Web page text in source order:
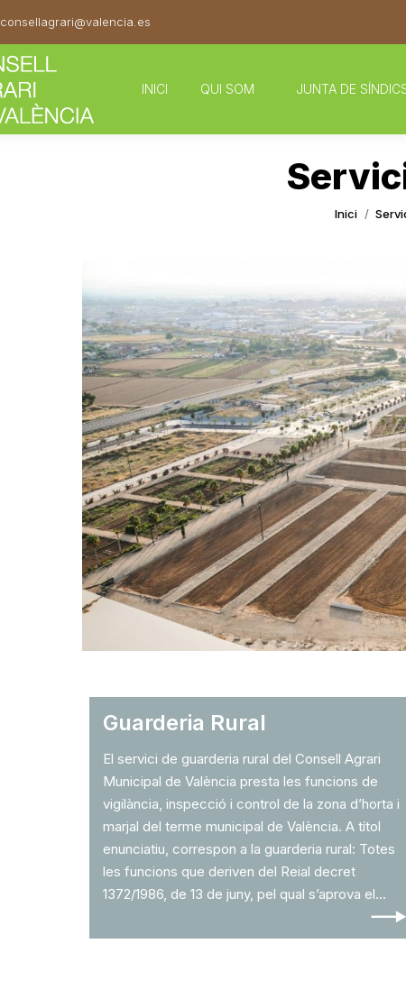
consellagrari@valencia.es
INICI QUI SOM JUNTA DE
You are
Inici
Guarderia Rural
El servici de guarderia rural del Consell Agrari
Municipal de València presta les funcions de
vigilància, inspecció i control de la zona d’horta i
marjal del terme municipal de València. A títol
enunciatiu, correspon a la guarderia rural: Totes
les funcions que deriven del Reial decret
1372/1986, de 13 de juny, pel qual s’aprova el...🠒